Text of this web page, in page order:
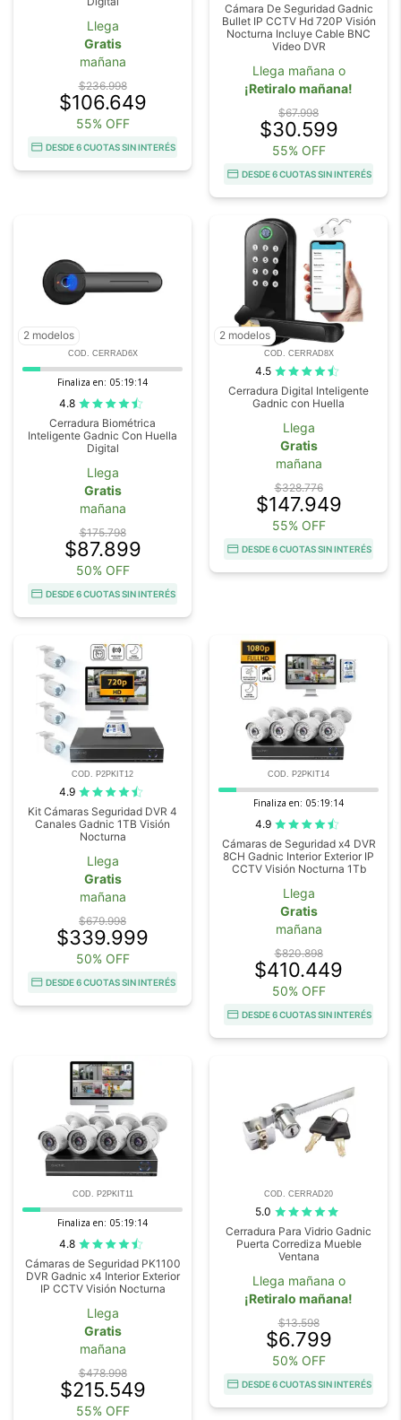
Llega
Gratis
mañana
$236.998
$106.649
55% OFF
DESDE 6 CUOTAS SIN INTERÉS
Cámara De Seguridad Gadnic
Bullet IP CCTV Hd 720P Visión
Nocturna Incluye Cable BNC
Video DVR
Llega mañana o
¡Retiralo mañana!
$67.998
$30.599
55% OFF
DESDE 6 CUOTAS SIN INTERÉS
2 modelos
COD. CERRAD6X
Finaliza en: 05:19:14
4.8
Cerradura Biométrica
Inteligente Gadnic Con Huella
Digital
Llega
Gratis
mañana
$175.798
$87.899
50% OFF
DESDE 6 CUOTAS SIN INTERÉS
2 modelos
COD. CERRAD8X
4.5
Cerradura Digital Inteligente
Gadnic con Huella
Llega
Gratis
mañana
$328.776
$147.949
55% OFF
DESDE 6 CUOTAS SIN INTERÉS
COD. P2PKIT12
4.9
Kit Cámaras Seguridad DVR 4
Canales Gadnic 1TB Visión
Nocturna
Llega
Gratis
mañana
$679.998
$339.999
50% OFF
DESDE 6 CUOTAS SIN INTERÉS
COD. P2PKIT14
Finaliza en: 05:19:14
4.9
Cámaras de Seguridad x4 DVR
8CH Gadnic Interior Exterior IP
CCTV Visión Nocturna 1Tb
Llega
Gratis
mañana
$820.898
$410.449
50% OFF
DESDE 6 CUOTAS SIN INTERÉS
COD. P2PKIT11
Finaliza en: 05:19:13
4.8
Cámaras de Seguridad PK1100
DVR Gadnic x4 Interior Exterior
IP CCTV Visión Nocturna
Llega
Gratis
mañana
$478.998
$215.549
55% OFF
COD. CERRAD20
5.0
Cerradura Para Vidrio Gadnic
Puerta Corrediza Mueble
Ventana
Llega mañana o
¡Retiralo mañana!
$13.598
$6.799
50% OFF
DESDE 6 CUOTAS SIN INTERÉS